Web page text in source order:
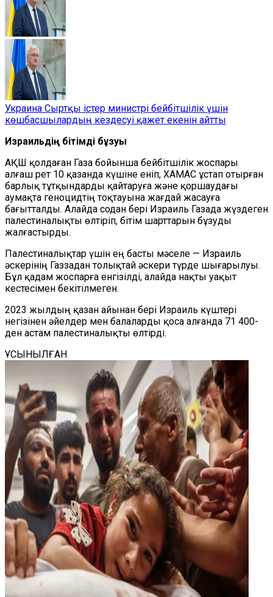
Украина Сыртқы істер министрі бейбітшілік үшін
көшбасшылардың кездесуі қажет екенін айтты
Израильдің бітімді бұзуы
АҚШ қолдаған Газа бойынша бейбітшілік жоспары
алғаш рет 10 қазанда күшіне еніп, ХАМАС ұстап отырған
барлық тұтқындарды қайтаруға және қоршаудағы
аумақта геноцидтің тоқтауына жағдай жасауға
бағытталды. Алайда содан бері Израиль Газада жүздеген
палестиналықты өлтіріп, бітім шарттарын бұзуды
жалғастырды.
Палестиналықтар үшін ең басты мәселе — Израиль
әскерінің Газзадан толықтай әскери түрде шығарылуы.
Бұл қадам жоспарға енгізілді, алайда нақты уақыт
кестесімен бекітілмеген.
2023 жылдың қазан айынан бері Израиль күштері
негізінен әйелдер мен балаларды қоса алғанда 71 400-
ден астам палестиналықты өлтірді.
ҰСЫНЫЛҒАН